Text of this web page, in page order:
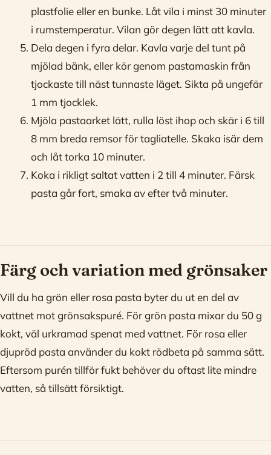
plastfolie eller en bunke. Låt vila i minst 30 minuter
i rumstemperatur. Vilan gör degen lätt att kavla.
Dela degen i fyra delar. Kavla varje del tunt på
mjölad bänk, eller kör genom pastamaskin från
tjockaste till näst tunnaste läget. Sikta på ungefär
1 mm tjocklek.
Mjöla pastaarket lätt, rulla löst ihop och skär i 6 till
8 mm breda remsor för tagliatelle. Skaka isär dem
och låt torka 10 minuter.
Koka i rikligt saltat vatten i 2 till 4 minuter. Färsk
pasta går fort, smaka av efter två minuter.
Färg och variation med grönsaker
Vill du ha grön eller rosa pasta byter du ut en del av
vattnet mot grönsakspuré. För grön pasta mixar du 50 g
kokt, väl urkramad spenat med vattnet. För rosa eller
djupröd pasta använder du kokt rödbeta på samma sätt.
Eftersom purén tillför fukt behöver du oftast lite mindre
vatten, så tillsätt försiktigt.